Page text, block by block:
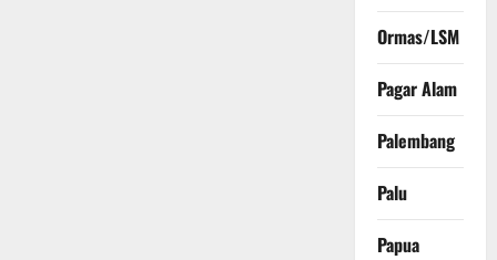
Ormas/LSM
Pagar Alam
Palembang
Palu
Papua